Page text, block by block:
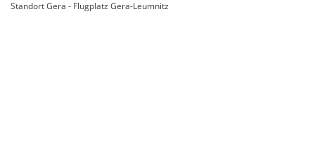
Standort Gera - Flugplatz Gera-Leumnitz